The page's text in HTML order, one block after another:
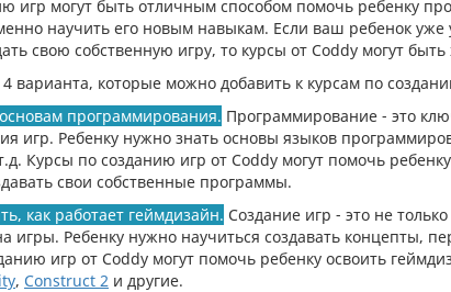
игр могут быть отличным способом помочь ребенку
научить его новым навыкам. Если ваш ребенок уже
свою собственную игру, то курсы от Coddy могут
варианта, которые можно добавить к курсам по
программирования. Программирование - это
игр. Ребенку нужно знать основы языков
Курсы по созданию игр от Coddy могут помочь
свои собственные программы.
как работает геймдизайн. Создание игр - это не
игры. Ребенку нужно научиться создавать концепты,
игр от Coddy могут помочь ребенку освоить
, Construct 2 и другие.